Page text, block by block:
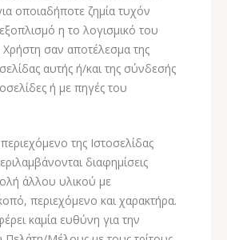
οποιαδήποτε ζημία τυχόν
η το λογισμικό του
σαν αποτέλεσμα της
αυτής ή/και της σύνδεσής
ή με πηγές του
της Ιστοσελίδας
διαφημίσεις
άλλου υλικού με
περιεχόμενο και χαρακτήρα.
καμία ευθύνη για την